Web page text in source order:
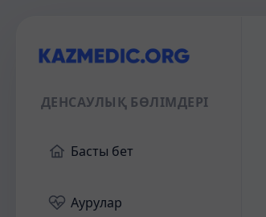
ДЕНСАУЛЫҚ БӨЛІМДЕРІ
Басты бет
Аурулар